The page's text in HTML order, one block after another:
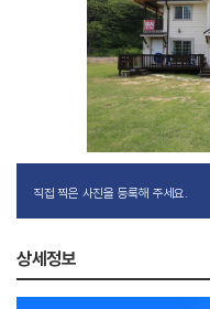
직접 찍은 사진을 등록해 주세요.
상세정보